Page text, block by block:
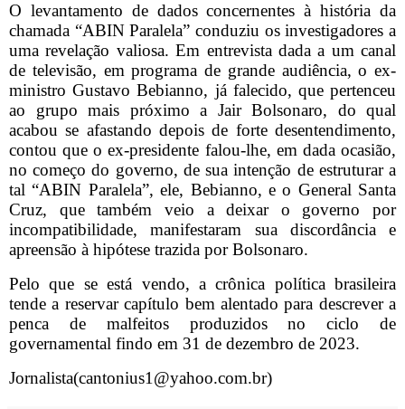
O levantamento de dados concernentes à história da
chamada “ABIN Paralela” conduziu os investigadores a
uma revelação valiosa. Em entrevista dada a um canal
de televisão, em programa de grande audiência, o ex-
ministro Gustavo Bebianno, já falecido, que pertenceu
ao grupo mais próximo a Jair Bolsonaro, do qual
acabou se afastando depois de forte desentendimento,
contou que o ex-presidente falou-lhe, em dada ocasião,
no começo do governo, de sua intenção de estruturar a
tal “ABIN Paralela”, ele, Bebianno, e o General Santa
Cruz, que também veio a deixar o governo por
incompatibilidade, manifestaram sua discordância e
apreensão à hipótese trazida por Bolsonaro.
Pelo que se está vendo, a crônica política brasileira
tende a reservar capítulo bem alentado para descrever a
penca de malfeitos produzidos no ciclo de
governamental findo em 31 de dezembro de 2023.
Jornalista(cantonius1@yahoo.com.br)